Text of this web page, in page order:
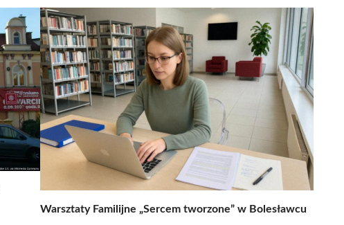
Warsztaty Familijne „Sercem tworzone” w Bolesławcu